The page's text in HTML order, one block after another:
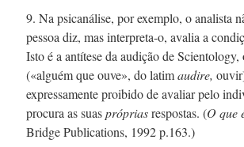
9. Na psicanálise, por exemplo, o analista
pessoa diz, masinterpreta-o, avalia a
Isto é a antítese da audição de Scientology,
(«alguém que ouve», do latimaudire,
expressamente proibido de avaliar pelo
procura as suasprópriasrespostas. (O que
Bridge Publications, 1992 p.163.)